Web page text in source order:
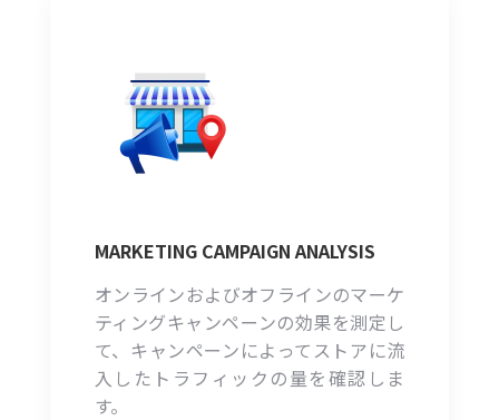
MARKETING CAMPAIGN ANALYSIS
オンラインおよびオフラインのマーケ
ティングキャンペーンの効果を測定し
て、キャンペーンによってストアに流
入したトラフィックの量を確認しま
す。